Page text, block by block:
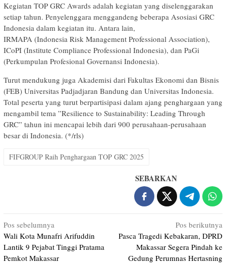
Kegiatan TOP GRC Awards adalah kegiatan yang diselenggarakan
setiap tahun. Penyelenggara menggandeng beberapa Asosiasi GRC
Indonesia dalam kegiatan itu. Antara lain,
IRMAPA (Indonesia Risk Management Professional Association),
ICoPI (Institute Compliance Professional Indonesia), dan PaGi
(Perkumpulan Profesional Governansi Indonesia).
Turut mendukung juga Akademisi dari Fakultas Ekonomi dan Bisnis
(FEB) Universitas Padjadjaran Bandung dan Universitas Indonesia.
Total peserta yang turut berpartisipasi dalam ajang penghargaan yang
mengambil tema ”Resilience to Sustainability: Leading Through
GRC” tahun ini mencapai lebih dari 900 perusahaan-perusahaan
besar di Indonesia. (*/rls)
FIFGROUP Raih Penghargaan TOP GRC 2025
SEBARKAN
Navigasi
pos
Pos sebelumnya
Wali Kota Munafri Arifuddin
Lantik 9 Pejabat Tinggi Pratama
Pemkot Makassar
Pos berikutnya
Pasca Tragedi Kebakaran, DPRD
Makassar Segera Pindah ke
Gedung Perumnas Hertasning